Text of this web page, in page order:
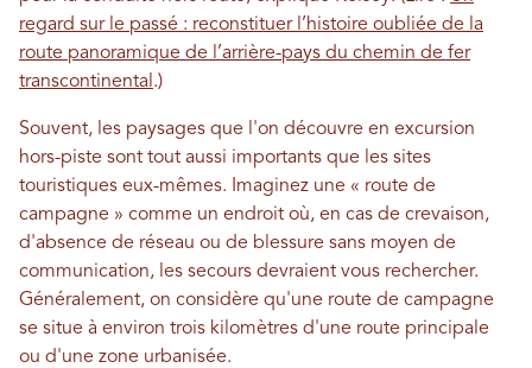
regard sur le passé : reconstituer l’histoire oubliée de la
route panoramique de l’arrière-pays du chemin de fer
transcontinental .)
Souvent, les paysages que l'on découvre en excursion
hors-piste sont tout aussi importants que les sites
touristiques eux-mêmes. Imaginez une « route de
campagne » comme un endroit où, en cas de crevaison,
d'absence de réseau ou de blessure sans moyen de
communication, les secours devraient vous rechercher.
Généralement, on considère qu'une route de campagne
se situe à environ trois kilomètres d'une route principale
ou d'une zone urbanisée.